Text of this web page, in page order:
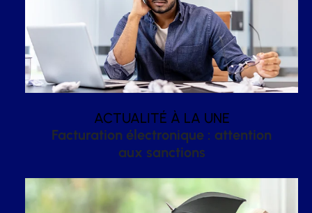
ACTUALITÉ À LA UNE
Facturation électronique : attention
aux sanctions